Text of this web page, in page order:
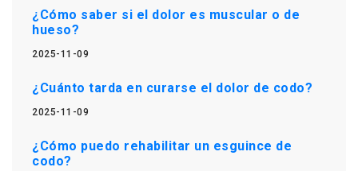
¿Cómo saber si el dolor es muscular o de
hueso?
2025-11-09
¿Cuánto tarda en curarse el dolor de codo?
2025-11-09
¿Cómo puedo rehabilitar un esguince de
codo?